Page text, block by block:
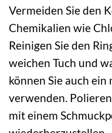
Vermeiden Sie den
Chemikalien wie
Reinigen Sie den
weichen Tuch und
können Sie auch
verwenden.
mit einem